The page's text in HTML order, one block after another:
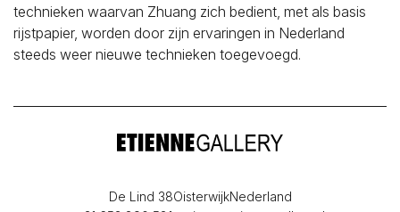
technieken waarvan Zhuang zich bedient, met als basis
rijstpapier, worden door zijn ervaringen in Nederland
steeds weer nieuwe technieken toegevoegd.
De Lind 38OisterwijkNederland